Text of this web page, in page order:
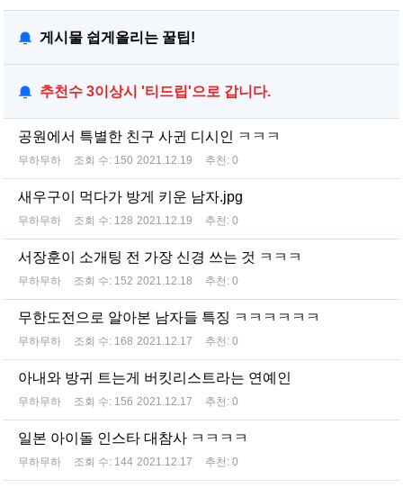
게시물 쉽게올리는 꿀팁!
추천수 3이상시 '티드립'으로 갑니다.
공원에서 특별한 친구 사귄 디시인 ㅋㅋㅋ
무하무하 조회 수: 150 2021.12.19 추천: 0
새우구이 먹다가 방게 키운 남자.jpg
무하무하 조회 수: 128 2021.12.19 추천: 0
서장훈이 소개팅 전 가장 신경 쓰는 것 ㅋㅋㅋ
무하무하 조회 수: 152 2021.12.18 추천: 0
무한도전으로 알아본 남자들 특징 ㅋㅋㅋㅋㅋㅋ
무하무하 조회 수: 168 2021.12.17 추천: 0
아내와 방귀 트는게 버킷리스트라는 연예인
무하무하 조회 수: 156 2021.12.17 추천: 0
일본 아이돌 인스타 대참사 ㅋㅋㅋㅋ
무하무하 조회 수: 144 2021.12.17 추천: 0